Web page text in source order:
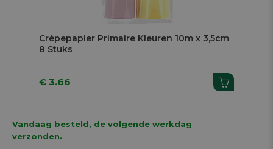
Kaarten En Enveloppen Harten
€ 7.34
Vandaag besteld, de volgende werkdag
verzonden.